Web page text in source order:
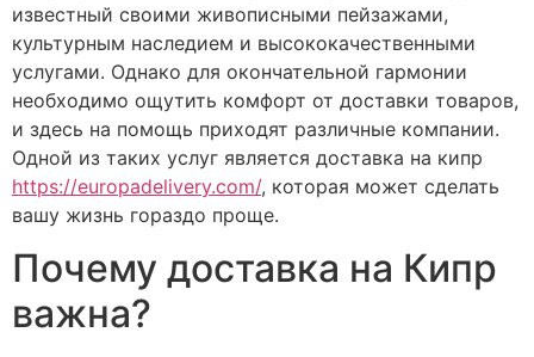
известный своими живописными пейзажами,
культурным наследием и высококачественными
услугами. Однако для окончательной гармонии
необходимо ощутить комфорт от доставки товаров,
и здесь на помощь приходят различные компании.
Одной из таких услуг является доставка на кипр
https://europadelivery.com/, которая может сделать
вашу жизнь гораздо проще.
Почему доставка на Кипр
важна?